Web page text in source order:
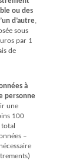
ou des
d’autre,
sous
par 1
de
à
personne
une
100
–